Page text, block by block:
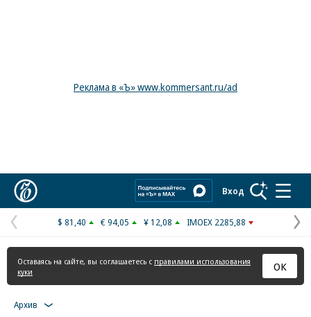
Реклама в «Ъ» www.kommersant.ru/ad
Вход
Предыдущая
страница
$ 81,40 € 94,05 ¥ 12,08 IMOEX 2285,88
Оставаясь на сайте, вы соглашаетесь с правилами использования
куки
ОК
Архив